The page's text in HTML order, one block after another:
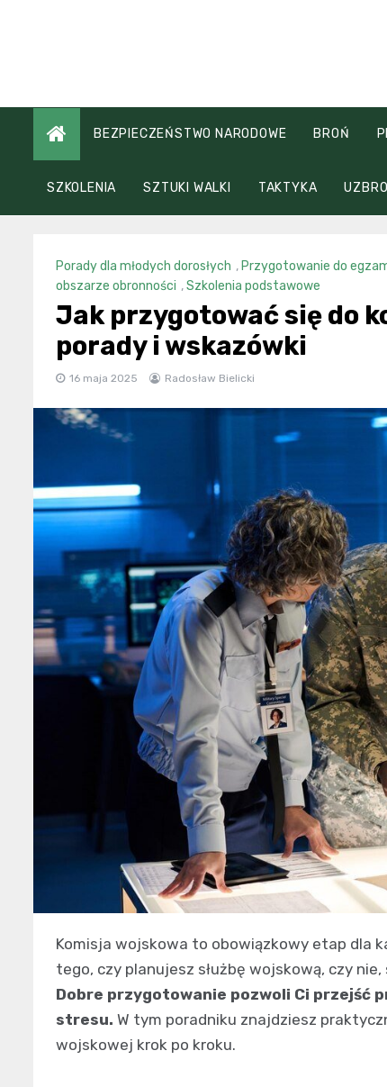
BEZPIECZEŃSTWO NARODOWE BROŃ
SZKOLENIA SZTUKI WALKI TAKTYKA
Porady dla młodych dorosłych , Przygotowanie do
obszarze obronności ,Szkolenia podstawowe
Jak przygotować się do
porady i wskazówki
16 maja 2025 Radosław Bielicki
Komisja wojskowa to obowiązkowy etap dla
tego, czy planujesz służbę wojskową, czy
Dobre przygotowanie pozwoli Ci przejść
stresu. W tym poradniku znajdziesz
wojskowej krok po kroku.